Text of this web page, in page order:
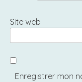
Site web
Enregistrer mon